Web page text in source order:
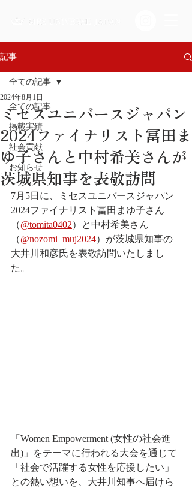
記事
全ての記事
掲載実績
社会貢献
お知らせ
全ての記事
ミセスユニバースジャパン
2024ファイナリスト冨田ま
ゆ子さんと中村希美さんが
茨城県知事を表敬訪問
2024年8月1日
7月5日に、ミセスユニバースジャパン
2024ファイナリスト冨田まゆ子さん
（@tomita0402）と中村希美さん
（@nozomi_muj2024）が茨城県知事の
大井川和彦氏を表敬訪問いたしまし
た。
「Women Empowerment (女性の社会進
出)」をテーマに行われる大会を通じて
「社会で活躍する女性を応援したい」
との熱い想いを、大井川知事へ届けら